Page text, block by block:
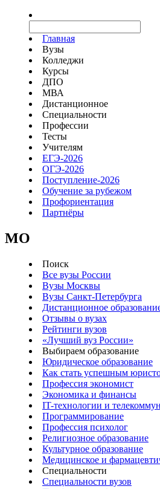
Главная
Вузы
Колледжи
Курсы
ДПО
МВА
Дистанционное
Специальности
Профессии
Тесты
Учителям
ЕГЭ-2026
ОГЭ-2026
Поступление-2026
Обучение за рубежом
Профориентация
Партнёры
MO
Поиск
Все вузы России
Вузы Москвы
Вузы Санкт-Петербурга
Дистанционное
Отзывы о вузах
Рейтинги вузов
«Лучший вуз России»
Выбираем образование
Юридическое образование
Как стать успешным
Профессия экономист
Экономика и финансы
IT-технологии и
Программирование
Профессия психолог
Религиозное образование
Культурное образование
Медицинское и
Специальности
Специальности вузов